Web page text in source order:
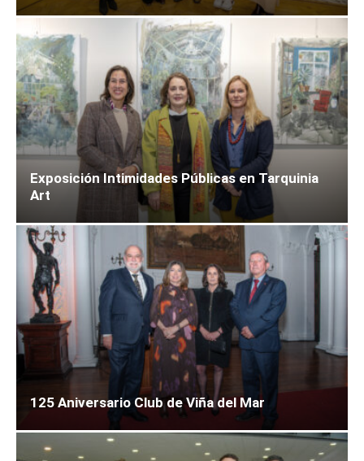
Exposición Intimidades Públicas en Tarquinia
Art
125 Aniversario Club de Viña del Mar